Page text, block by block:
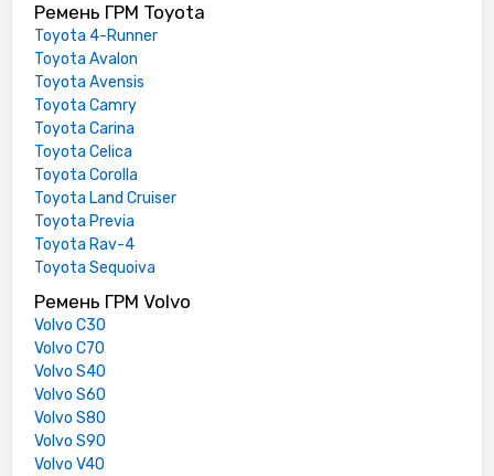
Ремень ГРМ Toyota
Toyota 4-Runner
Toyota Avalon
Toyota Avensis
Toyota Camry
Toyota Carina
Toyota Celica
Toyota Corolla
Toyota Land Cruiser
Toyota Previa
Toyota Rav-4
Toyota Sequoiva
Ремень ГРМ Volvo
Volvo C30
Volvo C70
Volvo S40
Volvo S60
Volvo S80
Volvo S90
Volvo V40